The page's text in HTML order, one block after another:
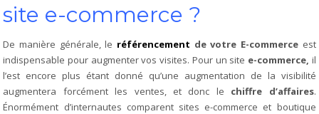
site e-commerce ?
De manière générale, le référencement de votre E-commerceest
indispensable pour augmenter vos visites. Pour un site e-commerce, il
l’est encore plus étant donné qu’une augmentation de la visibilité
augmentera forcément les ventes, et donc le chiffre d’affaires.
Énormément d’internautes comparent sites e-commerce et boutique